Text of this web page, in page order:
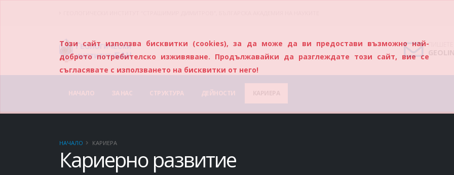
ПИШЕТЕ
НАЧАЛО ЗА НАС СТРУКТУРА ДЕЙНОСТИ
НАЧАЛО КАРИЕРА
Кариерно развитие
Този сайт използва бисквитки (cookies), за да може да ви предостави възможно най-
доброто потребителско изживяване. Продължавайки да разглеждате този сайт, вие се
съгласявате с използването на бисквитки от него!